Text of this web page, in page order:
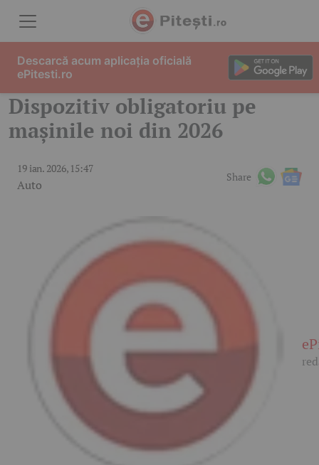
Dispozitiv obligatoriu pe
mașinile noi din 2026
19 ian. 2026, 15:47
Auto
Share
Descarcă acum aplicația oficială
ePitesti.ro